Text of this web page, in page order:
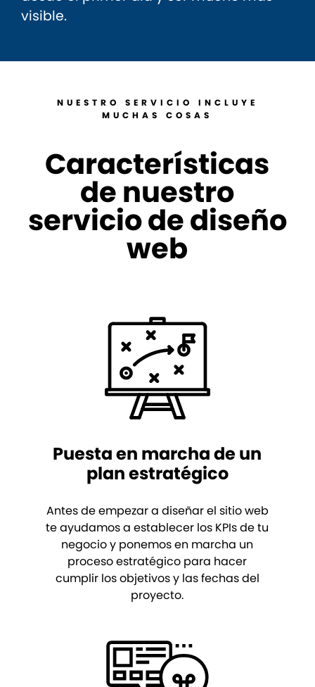
visible.
NUESTRO SERVICIO INCLUYE
MUCHAS COSAS
Características
de nuestro
servicio de diseño
web
Puesta en marcha de un
plan estratégico
Antes de empezar a diseñar el sitio web
te ayudamos a establecer los KPIs de tu
negocio y ponemos en marcha un
proceso estratégico para hacer
cumplir los objetivos y las fechas del
proyecto.